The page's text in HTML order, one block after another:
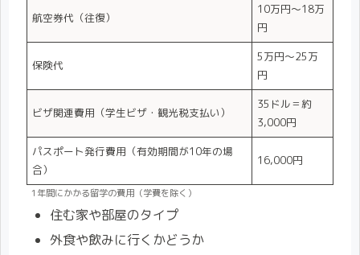
航空券代（往復）
10万円〜18万
円
保険代
5万円〜25万
円
ビザ関連費用（学生ビザ・観光税支払い）
35ドル＝約
3,000円
パスポート発行費用（有効期間が10年の場
合）
16,000円
1年間にかかる留学の費用（学費を除く）
住む家や部屋のタイプ
外食や飲みに行くかどうか